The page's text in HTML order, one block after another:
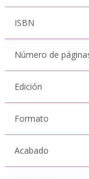
ISBN
Número de
Edición
Formato
Acabado